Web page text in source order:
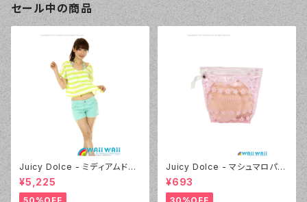
セール中の商品
Juicy Dolce - ミディアムドッ
ト（4412 - 60:グリーン）
¥5,225
Juicy Dolce - マシュマロパッ
ド（032 - 40:イエロー）
¥693